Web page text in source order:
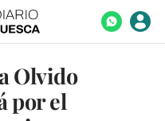
Olvido
por el